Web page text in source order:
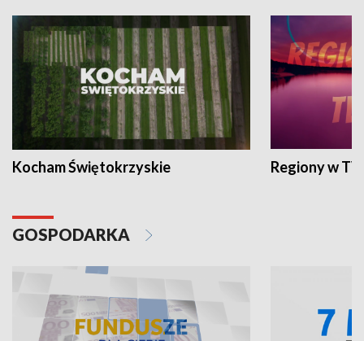
Kocham Świętokrzyskie Regiony w
GOSPODARKA